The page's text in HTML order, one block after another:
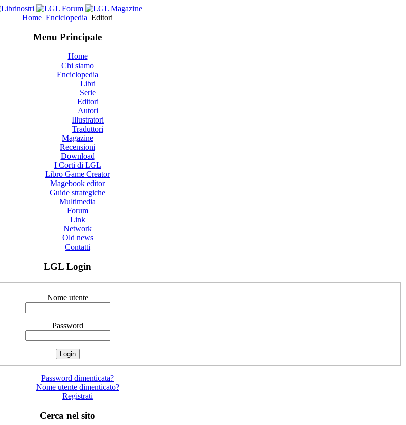
Home Enciclopedia Editori
Menu Principale
Home
Chi siamo
Enciclopedia
Libri
Serie
Editori
Autori
Illustratori
Traduttori
Magazine
Recensioni
Download
I Corti di LGL
Libro Game Creator
Magebook editor
Guide strategiche
Multimedia
Forum
Link
Network
Old news
Contatti
LGL Login
Nome utente
Password
Password dimenticata?
Nome utente dimenticato?
Registrati
Cerca nel sito